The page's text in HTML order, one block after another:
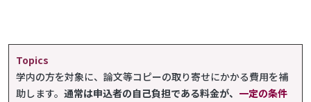
Topics
学内の方を対象に、論文等コピーの取り寄せにかかる費用を補
助します。 通常は申込者の自己負担である料金が、 一定の条件